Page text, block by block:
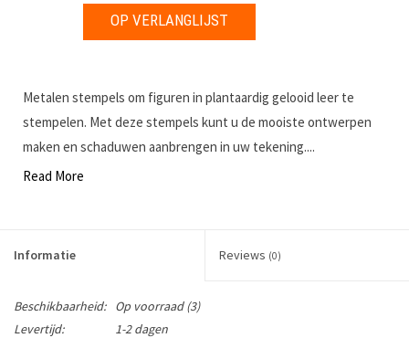
OP VERLANGLIJST
Metalen stempels om figuren in plantaardig gelooid leer te
stempelen. Met deze stempels kunt u de mooiste ontwerpen
maken en schaduwen aanbrengen in uw tekening....
Read More
Informatie Reviews (0)
Beschikbaarheid: Op voorraad(3)
Levertijd:
1-2 dagen